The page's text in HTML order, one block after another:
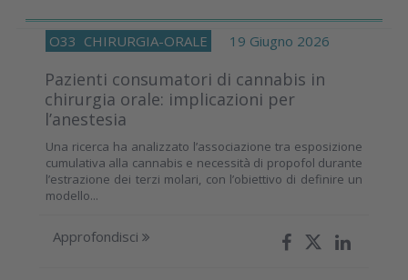
O33 CHIRURGIA-ORALE 19 Giugno 2026
Pazienti consumatori di cannabis in
chirurgia orale: implicazioni per
l’anestesia
Una ricerca ha analizzato l’associazione tra esposizione
cumulativa alla cannabis e necessità di propofol durante
l’estrazione dei terzi molari, con l’obiettivo di definire un
modello...
Approfondisci